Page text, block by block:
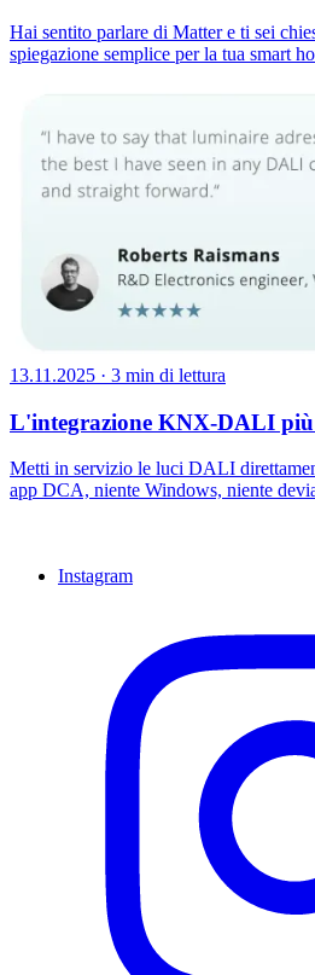
Hai sentito parlare di Matter e ti sei
spiegazione semplice per la tua smart
13.11.2025 · 3 min di lettura
L'integrazione KNX-DALI più
Metti in servizio le luci DALI
app DCA, niente Windows, niente
Instagram